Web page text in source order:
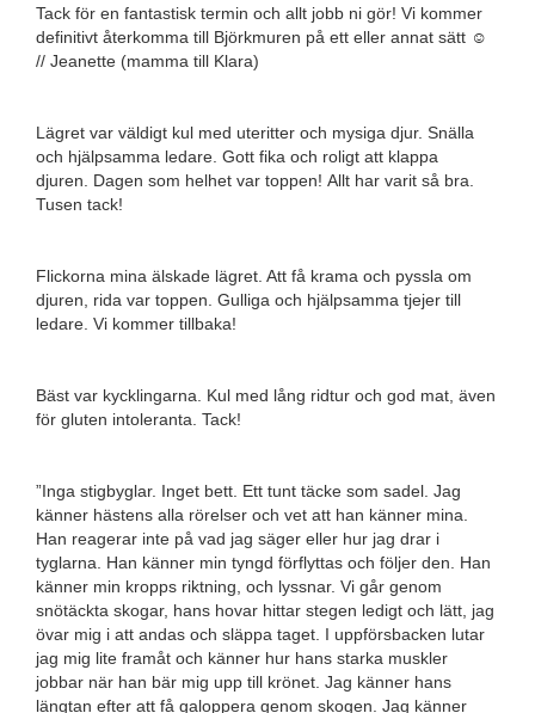
Tack för en fantastisk termin och allt jobb ni gör! Vi kommer
definitivt återkomma till Björkmuren på ett eller annat sätt ☺️
// Jeanette (mamma till Klara)
Lägret var väldigt kul med uteritter och mysiga djur. Snälla
och hjälpsamma ledare. Gott fika och roligt att klappa
djuren. Dagen som helhet var toppen! Allt har varit så bra.
Tusen tack!
Flickorna mina älskade lägret. Att få krama och pyssla om
djuren, rida var toppen. Gulliga och hjälpsamma tjejer till
ledare. Vi kommer tillbaka!
Bäst var kycklingarna. Kul med lång ridtur och god mat, även
för gluten intoleranta. Tack!
”Inga stigbyglar. Inget bett. Ett tunt täcke som sadel. Jag
känner hästens alla rörelser och vet att han känner mina.
Han reagerar inte på vad jag säger eller hur jag drar i
tyglarna. Han känner min tyngd förflyttas och följer den. Han
känner min kropps riktning, och lyssnar. Vi går genom
snötäckta skogar, hans hovar hittar stegen ledigt och lätt, jag
övar mig i att andas och släppa taget. I uppförsbacken lutar
jag mig lite framåt och känner hur hans starka muskler
jobbar när han bär mig upp till krönet. Jag känner hans
längtan efter att få galoppera genom skogen. Jag känner